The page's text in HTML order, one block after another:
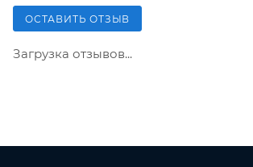
ОСТАВИТЬ ОТЗЫВ
Загрузка отзывов...